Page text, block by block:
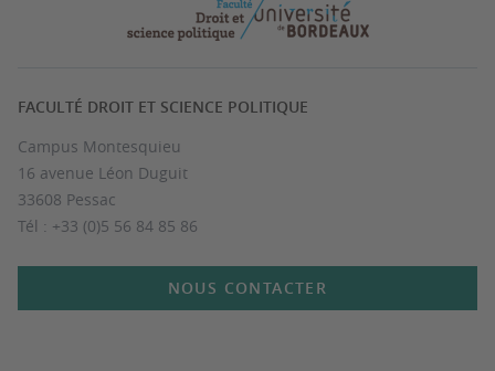
FACULTÉ DROIT ET SCIENCE POLITIQUE
Campus Montesquieu
16 avenue Léon Duguit
33608 Pessac
Tél : +33 (0)5 56 84 85 86
NOUS CONTACTER